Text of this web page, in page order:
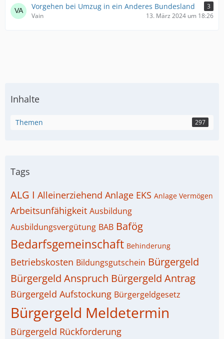
Vorgehen bei Umzug in ein Anderes Bundesland
3
Vain
13. März 2024 um 18:26
Inhalte
Themen 297
Tags
ALG I Alleinerziehend Anlage EKS Anlage Vermögen
Arbeitsunfähigkeit Ausbildung
Ausbildungsvergütung BAB Bafög
Bedarfsgemeinschaft Behinderung
Betriebskosten Bildungsgutschein Bürgergeld
Bürgergeld Anspruch Bürgergeld Antrag
Bürgergeld Aufstockung Bürgergeldgesetz
Bürgergeld Meldetermin
Bürgergeld Rückforderung